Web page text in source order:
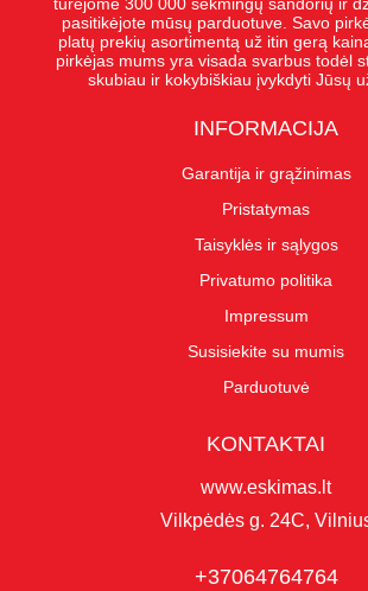
turėjome 300 000 sėkmingų sandorių ir
pasitikėjote mūsų parduotuve. Savo
platų prekių asortimentą už itin gerą
pirkėjas mums yra visada svarbus todėl
skubiau ir kokybiškiau įvykdyti Jūsų
INFORMACIJA
Garantija ir grąžinimas
Pristatymas
Taisyklės ir sąlygos
Privatumo politika
Impressum
Susisiekite su mumis
Parduotuvė
KONTAKTAI
www.eskimas.lt
Vilkpėdės g. 24C,
+37064764764